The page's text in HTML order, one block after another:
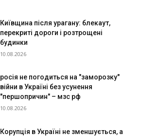
Київщина після урагану: блекаут,
перекриті дороги і розтрощені
будинки
10.08.2026
росія не погодиться на "заморозку"
війни в Україні без усунення
"першопричин" – мзс рф
10.08.2026
Корупція в Україні не зменшується, а